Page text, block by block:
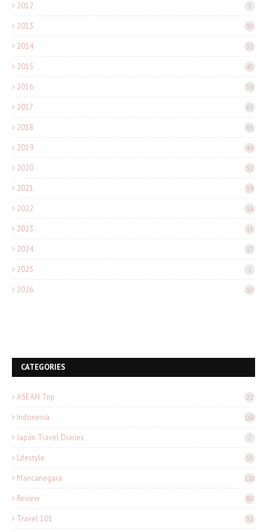
2012 3
2013 30
2014 31
2015 45
2016 59
2017 63
2018 63
2019 44
2020 32
2021 19
2022 16
2023 15
2024 17
2025 1
2026 10
CATEGORIES
ASEAN Trip 22
Indonesia 160
Japan Travel Diaries 7
Lifestyle 55
Mancanegara 110
Review 80
Travel 101 33